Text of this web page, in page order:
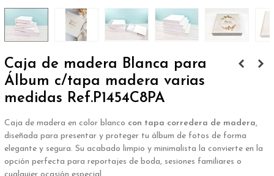
Caja de madera Blanca para
Álbum c/tapa madera varias
medidas Ref.P1454C8PA
Caja de madera en color blanco con tapa corredera de madera,
diseñada para presentar y proteger tu álbum de fotos de forma
elegante y segura. Su acabado limpio y minimalista la convierte en la
opción perfecta para reportajes de boda, sesiones familiares o